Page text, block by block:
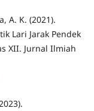
A. K. (2021).
Lari Jarak Pendek
XII. Jurnal Ilmiah